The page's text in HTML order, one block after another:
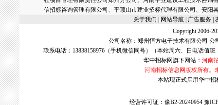
信招标咨询管理有限公司、平顶山市建业招标代理有限公司、安阳
关于我们 | 网站导航 | 广告服务 |
Copyright 2006-
公司名称：郑州恒方电子技术有限公司
联系电话：13838158976（手机微信同号）（本站周六、日电话值
华中招标网旗下网站： 河南
河南招标信息网版权所有。
本站现正式启用华中招
经营许可证：豫B2-20240954 豫